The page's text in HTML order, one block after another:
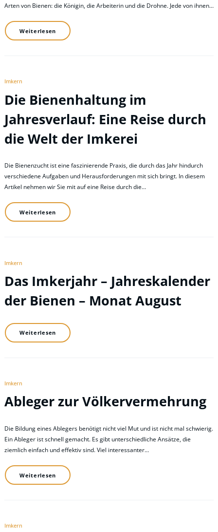
Arten von Bienen: die Königin, die Arbeiterin und die Drohne. Jede von ihnen…
Weiterlesen
Imkern
Die Bienenhaltung im
Jahresverlauf: Eine Reise durch
die Welt der Imkerei
Die Bienenzucht ist eine faszinierende Praxis, die durch das Jahr hindurch
verschiedene Aufgaben und Herausforderungen mit sich bringt. In diesem
Artikel nehmen wir Sie mit auf eine Reise durch die…
Weiterlesen
Imkern
Das Imkerjahr – Jahreskalender
der Bienen – Monat August
Weiterlesen
Imkern
Ableger zur Völkervermehrung
Die Bildung eines Ablegers benötigt nicht viel Mut und ist nicht mal schwierig.
Ein Ableger ist schnell gemacht. Es gibt unterschiedliche Ansätze, die
ziemlich einfach und effektiv sind. Viel interessanter…
Weiterlesen
Imkern